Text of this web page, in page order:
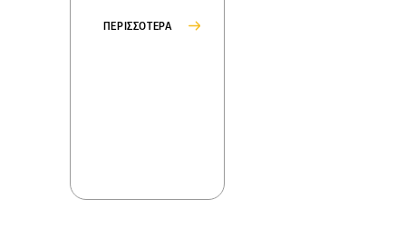
ΠΕΡΙΣΣΟΤΕΡΑ